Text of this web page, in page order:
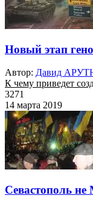
Новый этап
Автор: Давид
К чему приведет
3271
14 марта 2019
Севастополь